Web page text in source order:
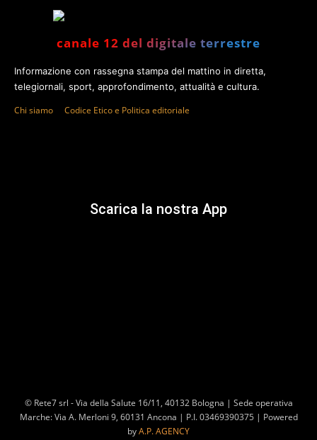
canale 12 del digitale terrestre
Informazione con rassegna stampa del mattino in diretta,
telegiornali, sport, approfondimento, attualità e cultura.
Chi siamo Codice Etico e Politica editoriale
Scarica la nostra App
© Rete7 srl - Via della Salute 16/11, 40132 Bologna | Sede operativa
Marche: Via A. Merloni 9, 60131 Ancona | P.I. 03469390375 | Powered
byA.P. AGENCY